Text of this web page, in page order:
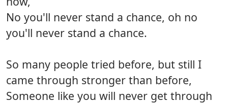
No you'll never stand a chance, oh no
you'll never stand a chance.
So many people tried before, but still I
came through stronger than before,
Someone like you will never get through